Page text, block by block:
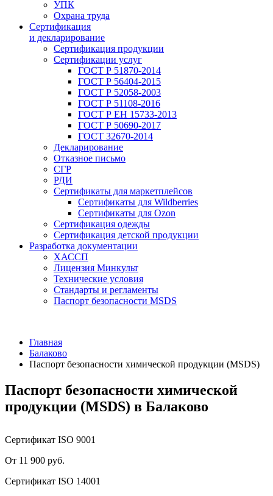
УПК
Охрана труда
Сертификация
и декларирование
Сертификация продукции
Сертификации услуг
ГОСТ Р 51870-2014
ГОСТ Р 56404-2015
ГОСТ Р 52058-2003
ГОСТ Р 51108-2016
ГОСТ Р ЕН 15733-2013
ГОСТ Р 50690-2017
ГОСТ 32670-2014
Декларирование
Отказное письмо
СГР
РДИ
Сертификаты для маркетплейсов
Сертификаты для Wildberries
Сертификаты для Ozon
Сертификация одежды
Сертификация детской продукции
Разработка документации
ХАССП
Лицензия Минкульт
Технические условия
Стандарты и регламенты
Паспорт безопасности MSDS
Главная
Балаково
Паспорт безопасности химической продукции (MSDS)
Паспорт безопасности химической
продукции (MSDS) в Балаково
Сертификат ISO 9001
От 11 900 руб.
Сертификат ISO 14001